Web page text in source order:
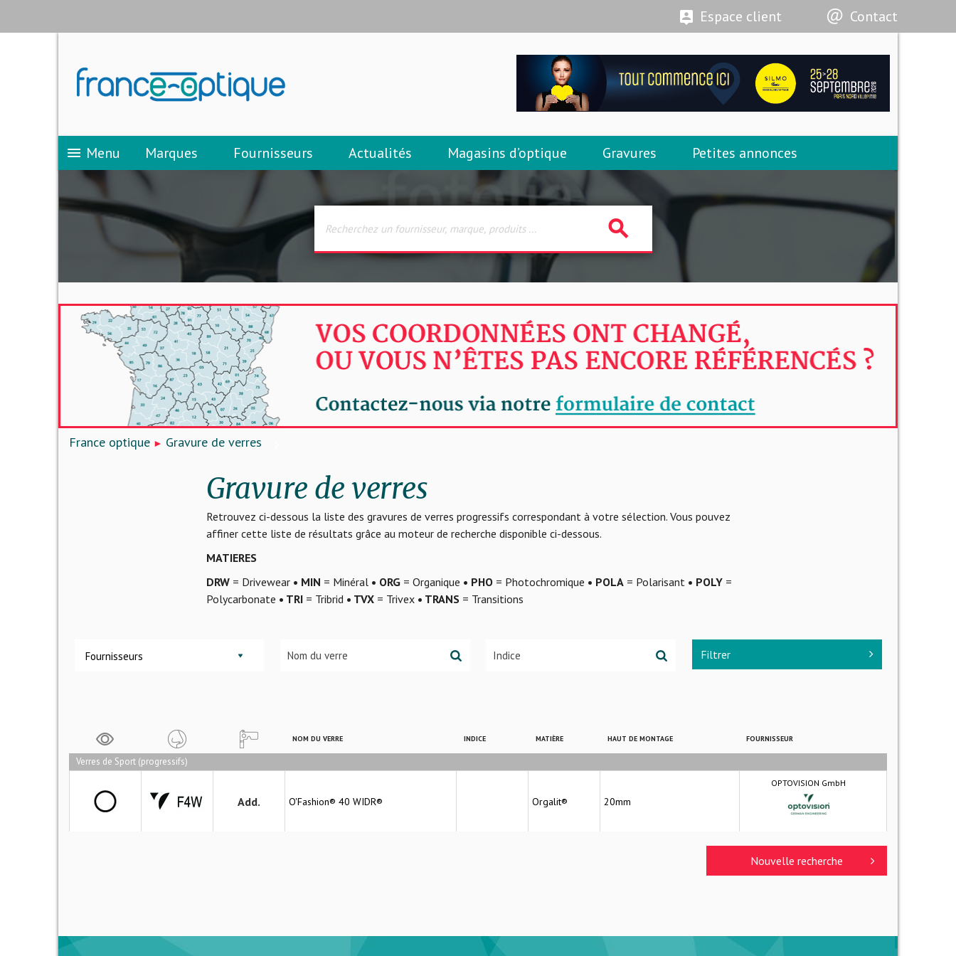
Espace client Contact
menu Menu Marques Fournisseurs Actualités Magasins d’optique Gravures Petites annonces
search
France optique Gravure de verres
Gravure de verres
Retrouvez ci-dessous la liste des gravures de verres progressifs correspondant à votre sélection. Vous pouvez
affiner cette liste de résultats grâce au moteur de recherche disponible ci-dessous.
MATIERES
DRW= Drivewear • MIN = Minéral • ORG= Organique • PHO= Photochromique • POLA= Polarisant • POLY=
Polycarbonate • TRI= Tribrid • TVX= Trivex • TRANS= Transitions
Fournisseurs Filtrer
NOM DU VERRE INDICE MATIÈRE HAUT DE MONTAGE FOURNISSEUR
Verres de Sport (progressifs)
Add. O'Fashion® 40 WIDR® Orgalit® 20mm
OPTOVISION GmbH
Nouvelle recherche